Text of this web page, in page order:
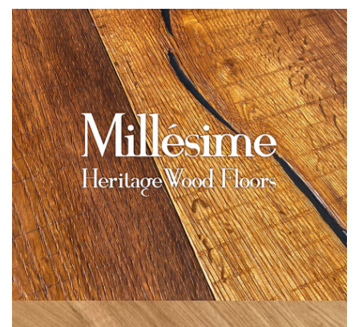
.
Auténticos suelos de madera
artesanales con acabados
únicos
Ver colección